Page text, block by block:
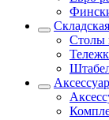
Столы